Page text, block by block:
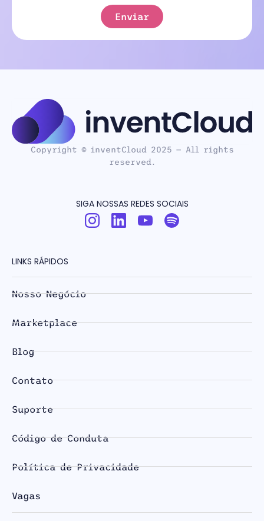
Enviar
Copyright © inventCloud 2025 — All rights
reserved.
SIGA NOSSAS REDES SOCIAIS
LINKS RÁPIDOS
Nosso Negócio
Marketplace
Blog
Contato
Suporte
Código de Conduta
Política de Privacidade
Vagas